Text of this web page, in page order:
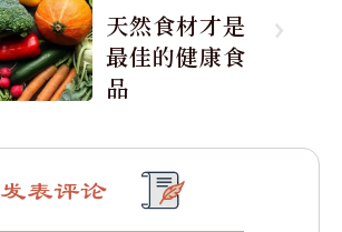
天然食材才是
最佳的健康食
品
发表评论